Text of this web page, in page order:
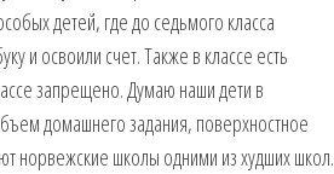
детей, где до седьмого класса
и освоили счет. Также в классе есть
запрещено. Думаю наши дети в
домашнего задания, поверхностное
норвежские школы одними из худших школ.